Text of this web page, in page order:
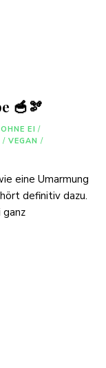
🥣🫘
OHNE EI /
/ VEGAN /
eine Umarmung
definitiv dazu.